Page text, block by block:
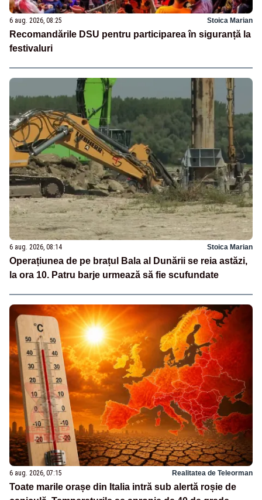
6 aug. 2026, 08:25 Stoica Marian
Recomandările DSU pentru participarea în siguranță la
festivaluri
6 aug. 2026, 08:14 Stoica Marian
Operațiunea de pe brațul Bala al Dunării se reia astăzi,
la ora 10. Patru barje urmează să fie scufundate
6 aug. 2026, 07:15 Realitatea de Teleorman
Toate marile orașe din Italia intră sub alertă roșie de